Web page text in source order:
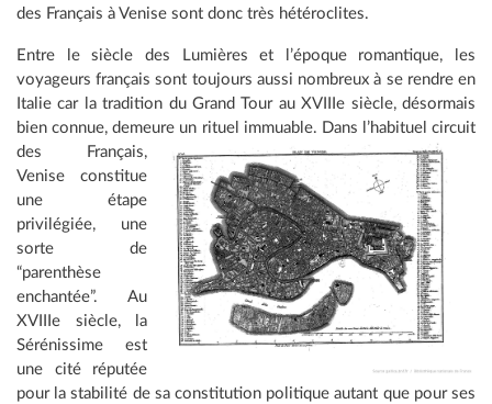
des Français à Venise sont donc très hétéroclites.
Entre le siècle des Lumières et l’époque romantique, les
voyageurs français sont toujours aussi nombreux à se rendre en
Italie car la tradition du Grand Tour au XVIIIe siècle, désormais
bien connue, demeure un rituel immuable. Dans l’habituel circuit
des Français,
Venise constitue
une étape
privilégiée, une
sorte de
“parenthèse
enchantée”. Au
XVIIIe siècle, la
Sérénissime est
une cité réputée
pour la stabilité de sa constitution politique autant que pour ses